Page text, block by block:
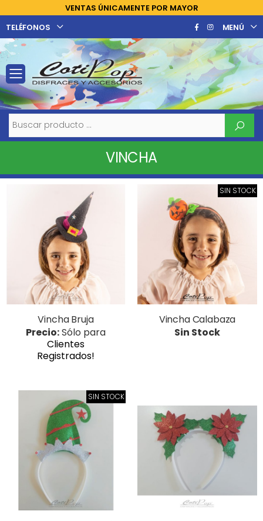
VENTAS ÚNICAMENTE POR MAYOR
TELÉFONOS
MENÚ
Toggle mobile menu
Buscar
VINCHA
Vincha Bruja
Precio:Sólo para
Clientes
Registrados!
SIN STOCK
Vincha Calabaza
Sin Stock
SIN STOCK